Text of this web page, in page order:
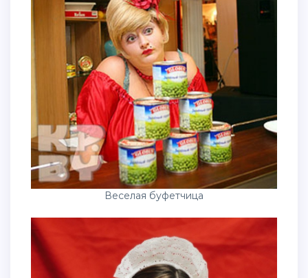
Веселая буфетчица